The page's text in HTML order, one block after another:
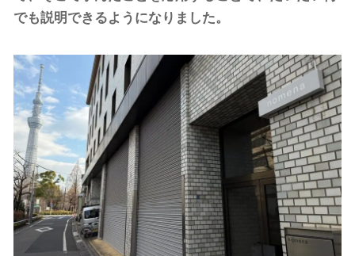
でも説明できるようになりました。